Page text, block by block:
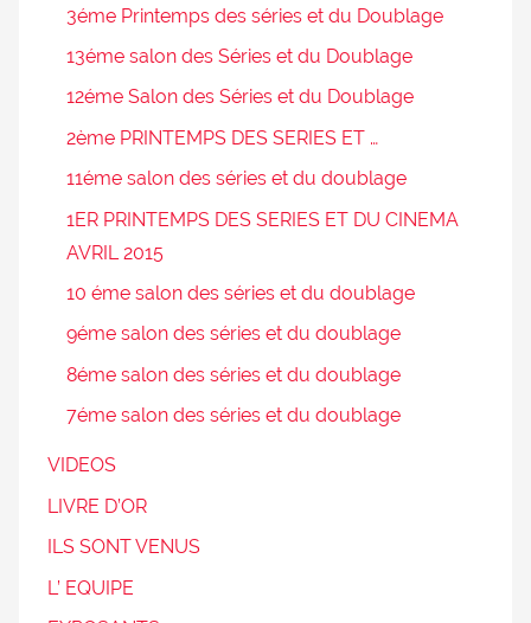
3éme Printemps des séries et du Doublage
13éme salon des Séries et du Doublage
12éme Salon des Séries et du Doublage
2ème PRINTEMPS DES SERIES ET …
11éme salon des séries et du doublage
1ER PRINTEMPS DES SERIES ET DU CINEMA
AVRIL 2015
10 éme salon des séries et du doublage
9éme salon des séries et du doublage
8éme salon des séries et du doublage
7éme salon des séries et du doublage
VIDEOS
LIVRE D’OR
ILS SONT VENUS
L’ EQUIPE